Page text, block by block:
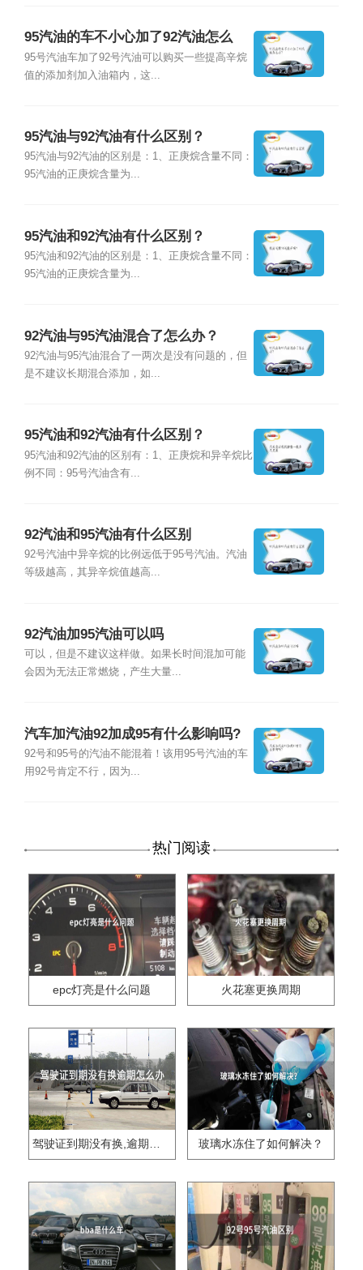
95汽油的车不小心加了92汽油怎么
办？
95号汽油车加了92号汽油可以购买一些提高辛烷
值的添加剂加入油箱内，这...
95汽油与92汽油有什么区别？
95汽油与92汽油的区别是：1、正庚烷含量不同：
95汽油的正庚烷含量为...
95汽油和92汽油有什么区别？
95汽油和92汽油的区别是：1、正庚烷含量不同：
95汽油的正庚烷含量为...
92汽油与95汽油混合了怎么办？
92汽油与95汽油混合了一两次是没有问题的，但
是不建议长期混合添加，如...
95汽油和92汽油有什么区别？
95汽油和92汽油的区别有：1、正庚烷和异辛烷比
例不同：95号汽油含有...
92汽油和95汽油有什么区别
92号汽油中异辛烷的比例远低于95号汽油。汽油
等级越高，其异辛烷值越高...
92汽油加95汽油可以吗
可以，但是不建议这样做。如果长时间混加可能
会因为无法正常燃烧，产生大量...
汽车加汽油92加成95有什么影响吗?
92号和95号的汽油不能混着！该用95号汽油的车
用92号肯定不行，因为...
热门阅读
epc灯亮是什么问题 火花塞更换周期
驾驶证到期没有换,逾期怎么办?? 玻璃水冻住了如何解决？